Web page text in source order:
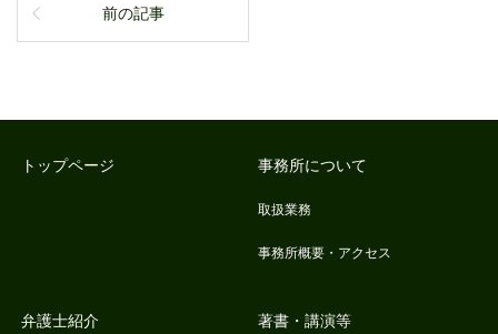
前の記事
トップページ 事務所について
取扱業務
事務所概要・アクセス
弁護士紹介 著書・講演等